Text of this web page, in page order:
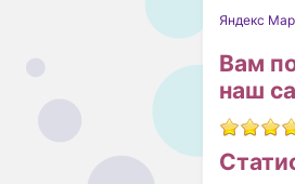
Яндекс
Вам
наш